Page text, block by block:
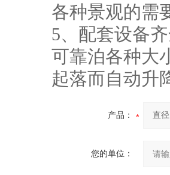
各种景观的需
5、配套设备
可靠泊各种大
起落而自动升
产品：
您的单位：